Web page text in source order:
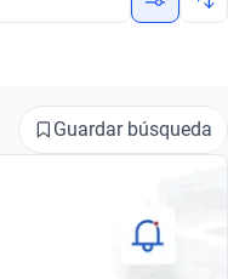
Guardar búsqueda